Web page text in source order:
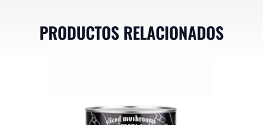
PRODUCTOS RELACIONADOS